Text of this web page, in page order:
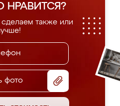
НРАВИТСЯ?
также или
фото